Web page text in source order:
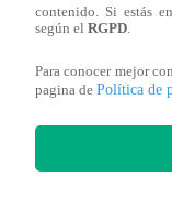
¿Qué pasó? Luis
abdomen, brazos
superar el fin de
contenido. Si estás
según el RGPD.
Para conocer mejor
pagina de Política de